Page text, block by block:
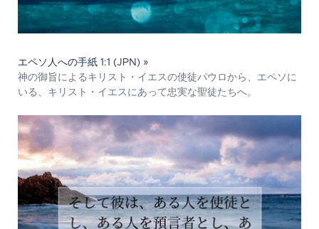
エペソ人への手紙 1:1 (JPN) »
神の御旨によるキリスト・イエスの使徒パウロから、エペソに
いる、キリスト・イエスにあって忠実な聖徒たちへ。